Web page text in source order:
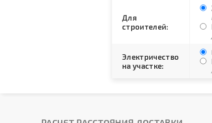
Для
строителей:
Электричество
на участке: